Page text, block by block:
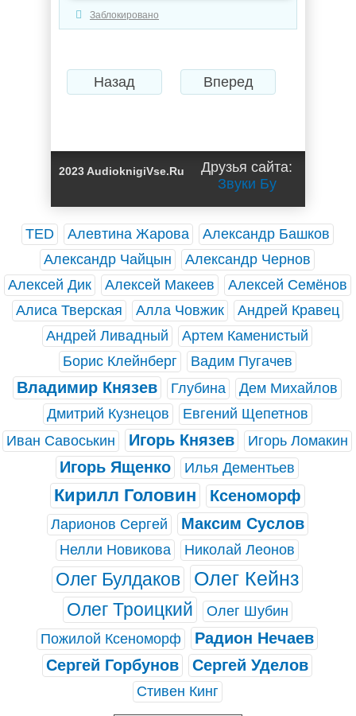
Заблокировано
Назад Вперед
2023 AudioknigiVse.Ru
Друзья сайта:
Звуки Бу
TED Алевтина Жарова
Александр Башков
Александр Чайцын
Александр Чернов
Алексей Дик
Алексей Макеев
Алексей Семёнов
Алиса Тверская
Алла Човжик
Андрей Кравец
Андрей Ливадный
Артем Каменистый
Борис Клейнберг
Вадим Пугачев
Владимир Князев Глубина
Дем Михайлов
Дмитрий Кузнецов
Евгений Щепетнов
Иван Савоськин
Игорь Князев Игорь Ломакин
Игорь Ященко Илья Дементьев
Кирилл Головин Ксеноморф
Ларионов Сергей Максим Суслов
Нелли Новикова Николай Леонов
Олег Булдаков Олег Кейнз
Олег Троицкий
Олег Шубин
Пожилой Ксеноморф
Радион Нечаев
Сергей Горбунов
Сергей Уделов
Стивен Кинг